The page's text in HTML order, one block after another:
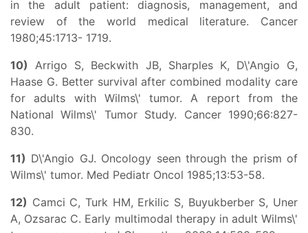
in the adult patient: diagnosis, management, and
review of the world medical literature. Cancer
1980;45:1713- 1719.
10) Arrigo S, Beckwith JB, Sharples K, D\'Angio G,
Haase G. Better survival after combined modality care
for adults with Wilms\' tumor. A report from the
National Wilms\' Tumor Study. Cancer 1990;66:827-
830.
11) D\'Angio GJ. Oncology seen through the prism of
Wilms\' tumor. Med Pediatr Oncol 1985;13:53-58.
12) Camci C, Turk HM, Erkilic S, Buyukberber S, Uner
A, Ozsarac C. Early multimodal therapy in adult Wilms\'